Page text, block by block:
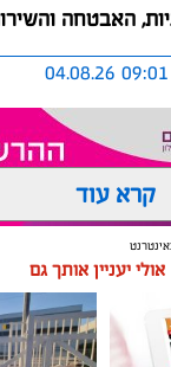
האבטחה
לנציגי בעלי כלי
הכוללת שדרוג
קרא עוד
אולי יעניין אותך גם